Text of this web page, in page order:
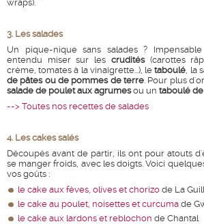
wraps).
3. Les salades
Un pique-nique sans salades ?
entendu miser sur les crudités(carottes
crème, tomates à la vinaigrette...), letaboulé, la s
de pâtes ou de pommes de terre. Pour plus
salade de poulet aux agrumesou un taboulé
--> Toutes nos recettes de salades
4. Les cakes salés
Découpés avant de partir, ils ont pour atouts
se manger froids, avec les doigts. Voici
vos goûts :
le cake aux fèves, olives et chorizo de La
le cake au poulet, noisettes et curcuma de
le cake aux lardons et reblochon de Chantal